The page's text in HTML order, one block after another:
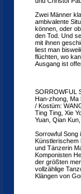
Zwei Männer
ambivalente
können, oder
den Tod. Und
mit ihnen
liest man
flüchten, wo
Ausgang ist
SORROWFUL
Han-zhong, Ma
/ Kostüm:
Ting Ting, Xie
Yuan, Qian
Sorrowful Song
Künstlerischem
und Tänzerin
Komponisten
der größten
vollzählige
Klängen von